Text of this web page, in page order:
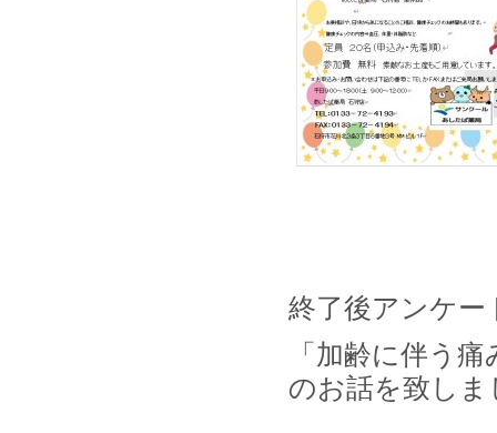
終了後アンケ
「加齢に伴う
のお話を致しま